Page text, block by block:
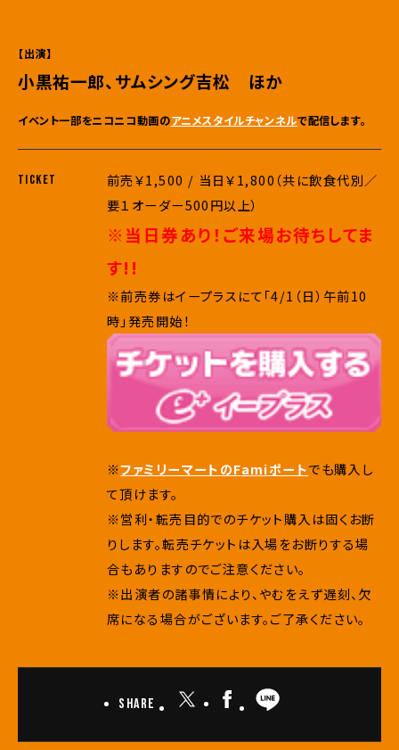
【出演】
小黒祐一郎、サムシング吉松 ほか
イベント一部をニコニコ動画のアニメスタイルチャンネルで配信します。
TICKET
前売￥1,500 / 当日￥1,800（共に飲食代別／
要１オーダー500円以上）
※当日券あり！ご来場お待ちしてま
す!!
※前売券はイープラスにて「4/1（日）午前10
時」発売開始！
※ファミリーマートのFamiポートでも購入し
て頂けます。
※営利・転売目的でのチケット購入は固くお断
りします。転売チケットは入場をお断りする場
合もありますのでご注意ください。
※出演者の諸事情により、やむをえず遅刻、欠
席になる場合がございます。ご了承ください。
Share